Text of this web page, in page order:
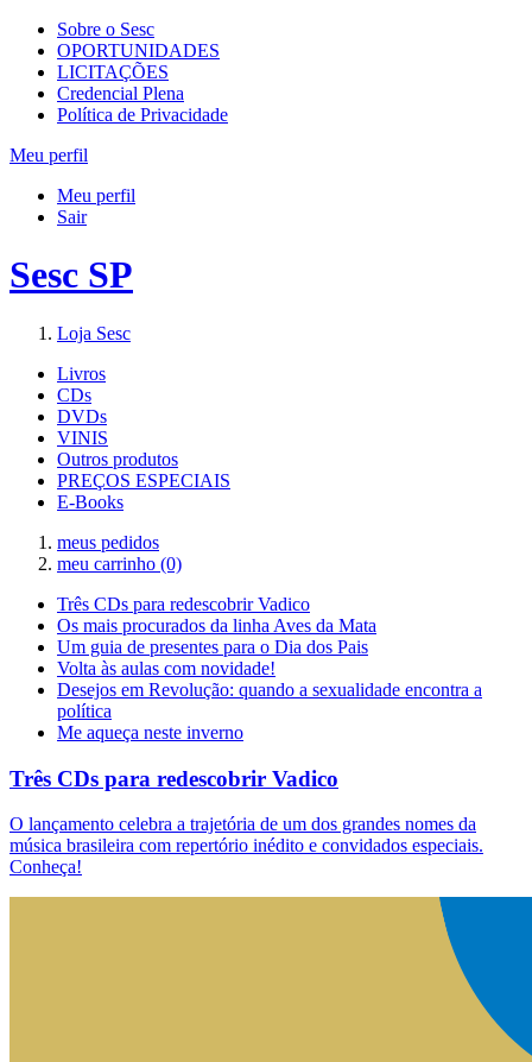
Sobre o Sesc
OPORTUNIDADES
LICITAÇÕES
Credencial Plena
Política de Privacidade
Meu perfil
Meu perfil
Sair
Sesc SP
Loja Sesc
Livros
CDs
DVDs
VINIS
Outros produtos
PREÇOS ESPECIAIS
E-Books
meus pedidos
meu carrinho (0)
Três CDs para redescobrir Vadico
Os mais procurados da linha Aves da Mata
Um guia de presentes para o Dia dos Pais
Volta às aulas com novidade!
Desejos em Revolução: quando a sexualidade encontra a
política
Me aqueça neste inverno
Três CDs para redescobrir Vadico
O lançamento celebra a trajetória de um dos grandes nomes da
música brasileira com repertório inédito e convidados especiais.
Conheça!